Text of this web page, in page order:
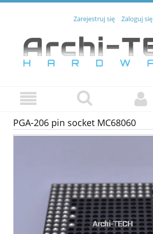
Zarejestruj się Zaloguj się
PGA-206 pin socket MC68060